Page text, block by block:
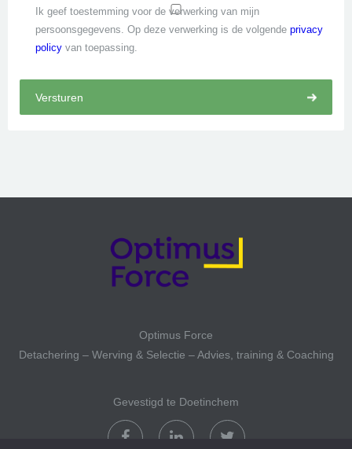
Ik geef toestemming voor de verwerking van mijn
persoonsgegevens. Op deze verwerking is de volgende privacy
policy van toepassing.
Optimus Force
Detachering – Werving & Selectie – Advies, training & Coaching
Gevestigd te Doetinchem